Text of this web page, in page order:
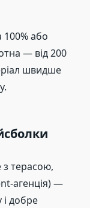
100% або
— від 200
швидше
терасою,
агенція) —
і добре